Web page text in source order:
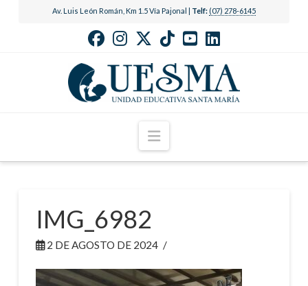
Av. Luis León Román, Km 1.5 Vía Pajonal | Telf: (07) 278-6145
Navigation
IMG_6982
2 DE AGOSTO DE 2024